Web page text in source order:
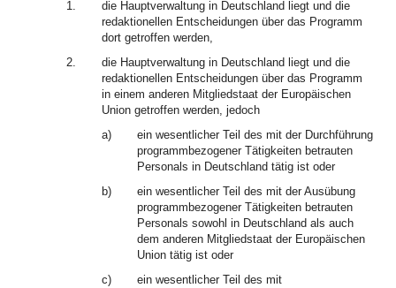
1.
die Hauptverwaltung in Deutschland liegt und die
redaktionellen Entscheidungen über das Programm
dort getroffen werden,
2.
die Hauptverwaltung in Deutschland liegt und die
redaktionellen Entscheidungen über das Programm
in einem anderen Mitgliedstaat der Europäischen
Union getroffen werden, jedoch
a)
ein wesentlicher Teil des mit der Durchführung
programmbezogener Tätigkeiten betrauten
Personals in Deutschland tätig ist oder
b)
ein wesentlicher Teil des mit der Ausübung
programmbezogener Tätigkeiten betrauten
Personals sowohl in Deutschland als auch
dem anderen Mitgliedstaat der Europäischen
Union tätig ist oder
c)
ein wesentlicher Teil des mit